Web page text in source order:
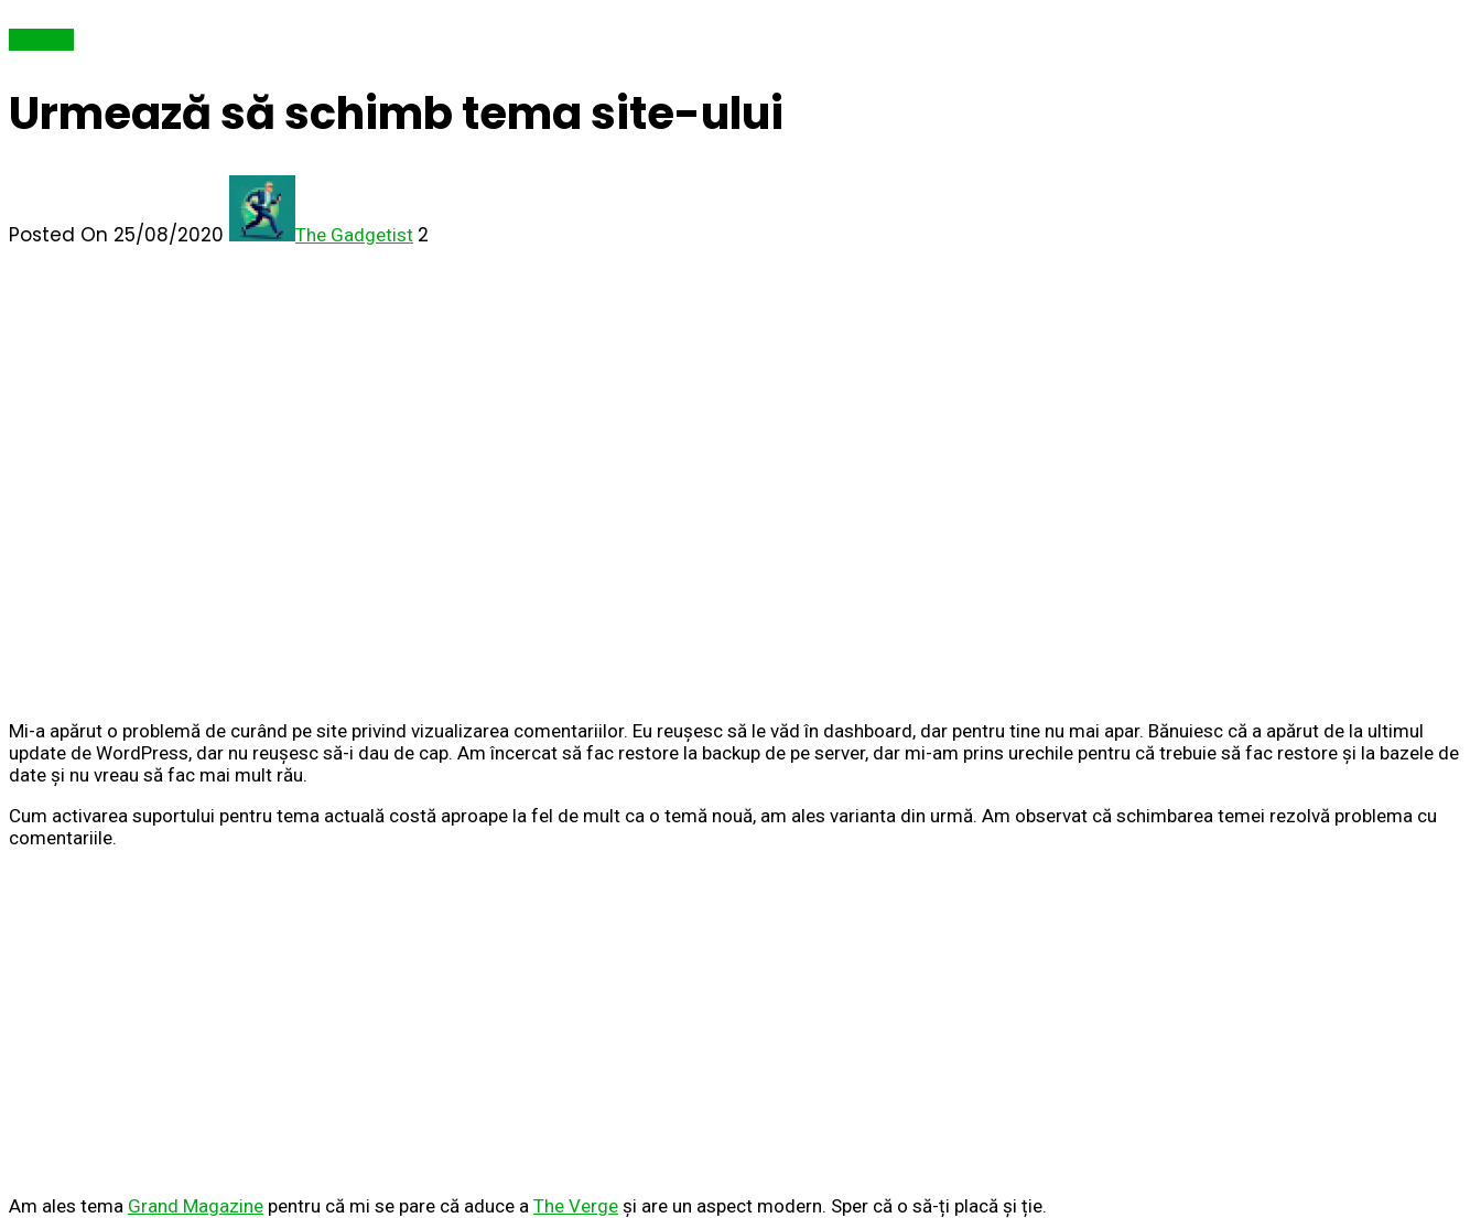
Urmează să schimb tema site-ului
Posted On 25/08/2020 The Gadgetist 2
Mi-a apărut o problemă de curând pe site privind vizualizarea comentariilor. Eu reușesc să le văd în dashboard, dar pentru tine nu mai apar. Bănuiesc că a apărut de la ultimul
update de WordPress, dar nu reușesc să-i dau de cap. Am încercat să fac restore la backup de pe server, dar mi-am prins urechile pentru că trebuie să fac restore și la bazele de
date și nu vreau să fac mai mult rău.
Cum activarea suportului pentru tema actuală costă aproape la fel de mult ca o temă nouă, am ales varianta din urmă. Am observat că schimbarea temei rezolvă problema cu
comentariile.
Am ales tema Grand Magazine pentru că mi se pare că aduce a The Verge și are un aspect modern. Sper că o să-ți placă și ție.